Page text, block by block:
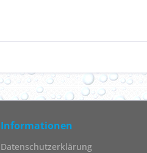
Informationen
Datenschutzerklärung